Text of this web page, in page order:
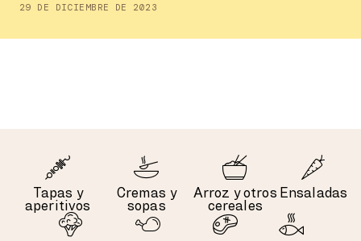
29 DE DICIEMBRE DE 2023
Tapas y
aperitivos
Cremas y
sopas
Arroz y otros
cereales
Ensaladas